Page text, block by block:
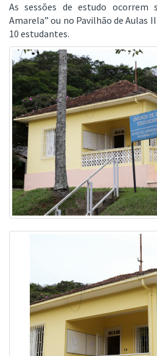
As sessões de estudo ocorrem
Amarela” ou no Pavilhão de Aulas
10 estudantes.